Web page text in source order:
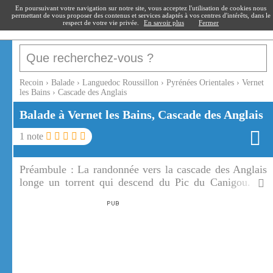
recoin.fr
Recoin › Balade › Languedoc Roussillon › Pyrénées Orientales › Vernet
les Bains › Cascade des Anglais
Balade à Vernet les Bains, Cascade des Anglais
1 note
Préambule : La randonnée vers la cascade des Anglais
longe un torrent qui descend du Pic du Canigou. La
facilement accessibles.
En poursuivant votre navigation sur notre site, vous acceptez l'utilisation de cookies nous
permettant de vous proposer des contenus et services adaptés à vos centres d'intérêts, dans le
respect de votre vie privée.
En savoir plus Fermer